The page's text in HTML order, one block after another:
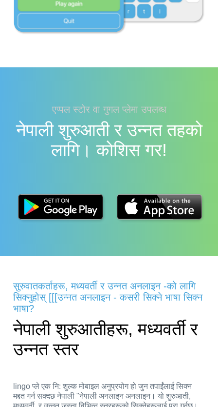
एप्पल स्टोर वा गुगल प्लेमा उपलब्ध
नेपाली शुरुआती र उन्नत तहको
लागि। काेशिस गर!
सुरुवातकर्ताहरू, मध्यवर्ती र उन्नत अनलाइन -को लागि
सिक्नुहोस् [[[उन्नत अनलाइन - कसरी सिक्ने भाषा सिक्न
भाषा?
नेपाली शुरुआतीहरू, मध्यवर्ती र
उन्नत स्तर
lingo प्ले एक नि: शुल्क मोबाइल अनुप्रयोग हो जुन तपाईंलाई सिक्न
मद्दत गर्न सक्दछ नेपाली "नेपाली अनलाइन अनलाइन। यो शुरुआती,